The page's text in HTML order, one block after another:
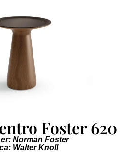
Foster 620
Norman Foster
Walter Knoll